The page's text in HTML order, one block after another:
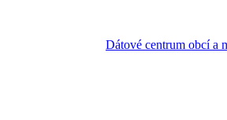
Dátové centrum obcí a